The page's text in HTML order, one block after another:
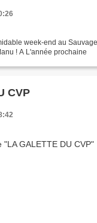
week-end au
! A L'année prochaine
CVP